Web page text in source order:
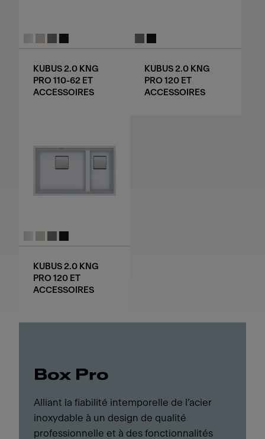
KUBUS 2.0 KNG
PRO 110-62 ET
ACCESSOIRES
KUBUS 2.0 KNG
PRO 120 ET
ACCESSOIRES
KUBUS 2.0 KNG
PRO 120 ET
ACCESSOIRES
Box Pro
Alliant la fiabilité intemporelle de l’acier
inoxydable à un design de qualité
professionnelle et à des fonctionnalités